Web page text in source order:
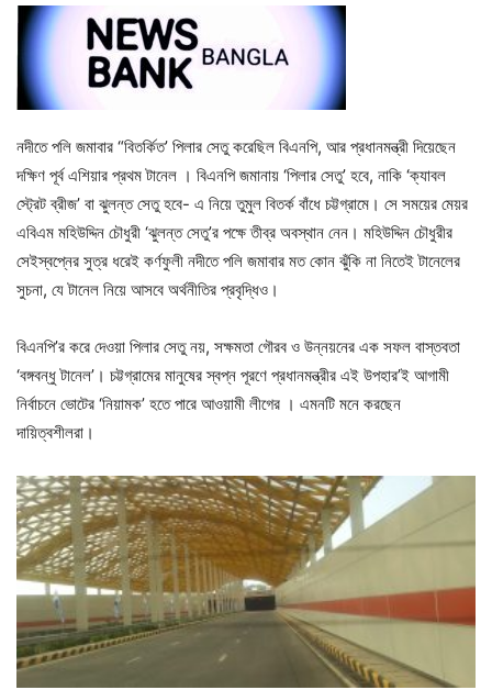
নদীতে পলি জমাবার “বিতর্কিত’ পিলার সেতু করেছিল বিএনপি, আর প্রধানমন্ত্রী দিয়েছেন
দক্ষিণ পূর্ব এশিয়ার প্রথম টানেল । বিএনপি জমানায় ‘পিলার সেতু’ হবে, নাকি ‘ক্যাবল
স্ট্রেট ব্রীজ’ বা ঝুলন্ত সেতু হবে- এ নিয়ে তুমুল বিতর্ক বাঁধে চট্টগ্রামে। সে সময়ের মেয়র
এবিএম মহিউদ্দিন চৌধুরী ‘ঝুলন্ত সেতু’র পক্ষে তীব্র অবস্থান নেন। মহিউদ্দিন চৌধুরীর
সেইস্বপ্নের সুত্র ধরেই কর্ণফুলী নদীতে পলি জমাবার মত কোন ঝুঁকি না নিতেই টানেলের
সুচনা, যে টানেল নিয়ে আসবে অর্থনীতির প্রবৃদ্ধিও।
বিএনপি’র করে দেওয়া পিলার সেতু নয়, সক্ষমতা গৌরব ও উন্নয়নের এক সফল বাস্তবতা
‘বঙ্গবন্ধু টানেল’। চট্টগ্রামের মানুষের স্বপ্ন পূরণে প্রধানমন্ত্রীর এই উপহার’ই আগামী
নির্বাচনে ভোটের ‘নিয়ামক’ হতে পারে আওয়ামী লীগের । এমনটি মনে করছেন
দায়িত্বশীলরা।